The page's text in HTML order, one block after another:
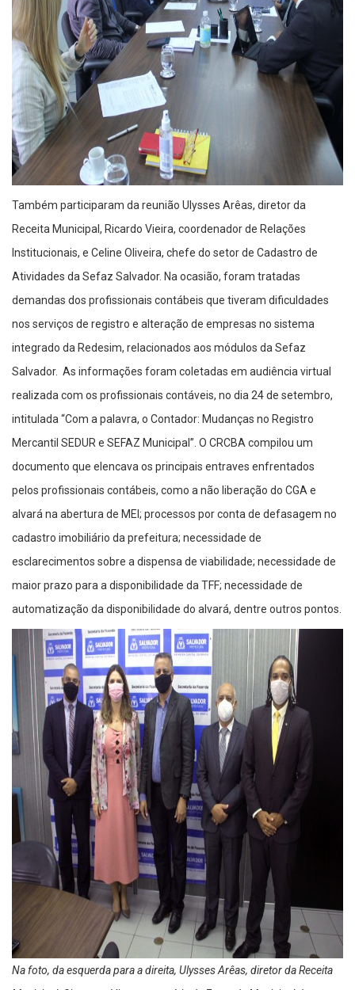
Também participaram da reunião Ulysses Arêas, diretor da
Receita Municipal, Ricardo Vieira, coordenador de Relações
Institucionais, e Celine Oliveira, chefe do setor de Cadastro de
Atividades da Sefaz Salvador. Na ocasião, foram tratadas
demandas dos profissionais contábeis que tiveram dificuldades
nos serviços de registro e alteração de empresas no sistema
integrado da Redesim, relacionados aos módulos da Sefaz
Salvador. As informações foram coletadas em audiência virtual
realizada com os profissionais contáveis, no dia 24 de setembro,
intitulada “Com a palavra, o Contador: Mudanças no Registro
Mercantil SEDUR e SEFAZ Municipal”. O CRCBA compilou um
documento que elencava os principais entraves enfrentados
pelos profissionais contábeis, como a não liberação do CGA e
alvará na abertura de MEI; processos por conta de defasagem no
cadastro imobiliário da prefeitura; necessidade de
esclarecimentos sobre a dispensa de viabilidade; necessidade de
maior prazo para a disponibilidade da TFF; necessidade de
automatização da disponibilidade do alvará, dentre outros pontos.
Na foto, da esquerda para a direita, Ulysses Arêas, diretor da Receita